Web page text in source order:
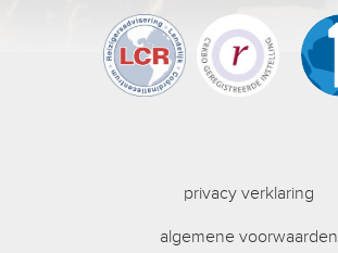
privacy verklaring
algemene voorwaarden